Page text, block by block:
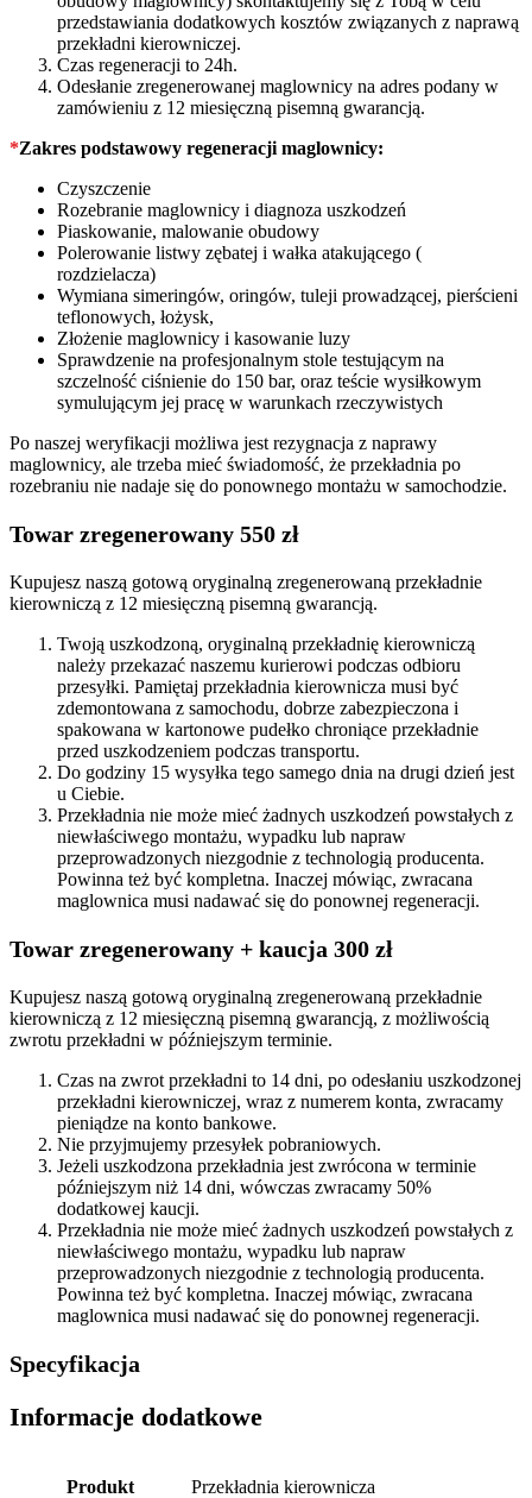
przedstawiania dodatkowych kosztów związanych z naprawą
przekładni kierowniczej.
Czas regeneracji to 24h.
Odesłanie zregenerowanej maglownicy na adres podany w
zamówieniu z 12 miesięczną pisemną gwarancją.
*Zakres podstawowy regeneracji maglownicy:
Czyszczenie
Rozebranie maglownicy i diagnoza uszkodzeń
Piaskowanie, malowanie obudowy
Polerowanie listwy zębatej i wałka atakującego (
rozdzielacza)
Wymiana simeringów, oringów, tuleji prowadzącej, pierścieni
teflonowych, łożysk,
Złożenie maglownicy i kasowanie luzy
Sprawdzenie na profesjonalnym stole testującym na
szczelność ciśnienie do 150 bar, oraz teście wysiłkowym
symulującym jej pracę w warunkach rzeczywistych
Po naszej weryfikacji możliwa jest rezygnacja z naprawy
maglownicy, ale trzeba mieć świadomość, że przekładnia po
rozebraniu nie nadaje się do ponownego montażu w samochodzie.
Towar zregenerowany 550 zł
Kupujesz naszą gotową oryginalną zregenerowaną przekładnie
kierowniczą z 12 miesięczną pisemną gwarancją.
Twoją uszkodzoną, oryginalną przekładnię kierowniczą
należy przekazać naszemu kurierowi podczas odbioru
przesyłki. Pamiętaj przekładnia kierownicza musi być
zdemontowana z samochodu, dobrze zabezpieczona i
spakowana w kartonowe pudełko chroniące przekładnie
przed uszkodzeniem podczas transportu.
Do godziny 15 wysyłka tego samego dnia na drugi dzień jest
u Ciebie.
Przekładnia nie może mieć żadnych uszkodzeń powstałych z
niewłaściwego montażu, wypadku lub napraw
przeprowadzonych niezgodnie z technologią producenta.
Powinna też być kompletna. Inaczej mówiąc, zwracana
maglownica musi nadawać się do ponownej regeneracji.
Towar zregenerowany + kaucja 300 zł
Kupujesz naszą gotową oryginalną zregenerowaną przekładnie
kierowniczą z 12 miesięczną pisemną gwarancją, z możliwością
zwrotu przekładni w późniejszym terminie.
Czas na zwrot przekładni to 14 dni, po odesłaniu uszkodzonej
przekładni kierowniczej, wraz z numerem konta, zwracamy
pieniądze na konto bankowe.
Nie przyjmujemy przesyłek pobraniowych.
Jeżeli uszkodzona przekładnia jest zwrócona w terminie
późniejszym niż 14 dni, wówczas zwracamy 50%
dodatkowej kaucji.
Przekładnia nie może mieć żadnych uszkodzeń powstałych z
niewłaściwego montażu, wypadku lub napraw
przeprowadzonych niezgodnie z technologią producenta.
Powinna też być kompletna. Inaczej mówiąc, zwracana
maglownica musi nadawać się do ponownej regeneracji.
Specyfikacja
Informacje dodatkowe
Produkt Przekładnia kierownicza